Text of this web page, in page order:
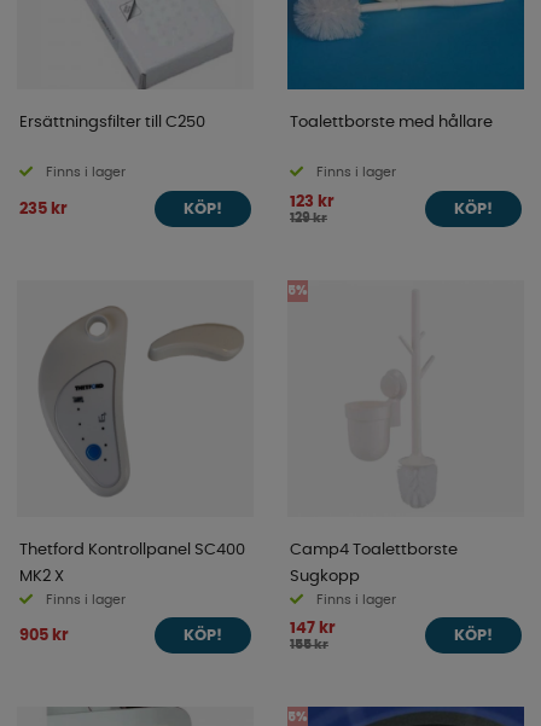
Ersättningsfilter till C250
Finns i lager
235 kr KÖP!
Toalettborste med hållare
Finns i lager
123 kr
129 kr
KÖP!
Thetford Kontrollpanel SC400
MK2 X
Finns i lager
905 kr KÖP!
5%
Camp4 Toalettborste
Sugkopp
Finns i lager
147 kr
155 kr
KÖP!
5%